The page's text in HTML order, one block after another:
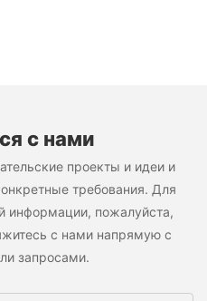
с нами
проекты и идеи и
требования. Для
информации, пожалуйста,
с нами напрямую с
запросами.